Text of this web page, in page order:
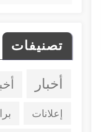
تصنيفات
أخبار
إعلانات